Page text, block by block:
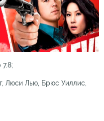
Люси Лью, Брюс Уиллис,